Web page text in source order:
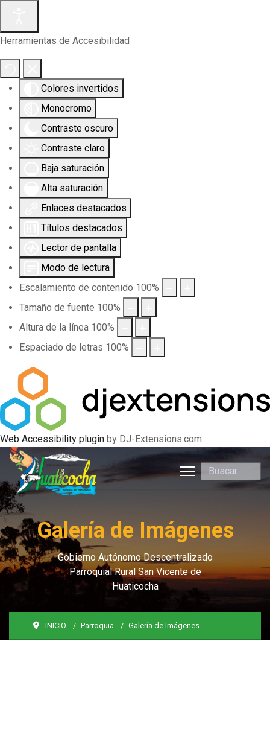
Herramientas de Accesibilidad
Colores invertidos
Monocromo
Contraste oscuro
Contraste claro
Baja saturación
Alta saturación
Enlaces destacados
Títulos destacados
Lector de pantalla
Modo de lectura
Escalamiento de contenido 100%
Tamaño de fuente 100%
Altura de la línea 100%
Espaciado de letras 100%
Web Accessibility plugin by DJ-Extensions.com
Buscar
Galería de Imágenes
Gobierno Autónomo Descentralizado
Parroquial Rural San Vicente de
Huaticocha
INICIO Parroquia Galería de Imágenes